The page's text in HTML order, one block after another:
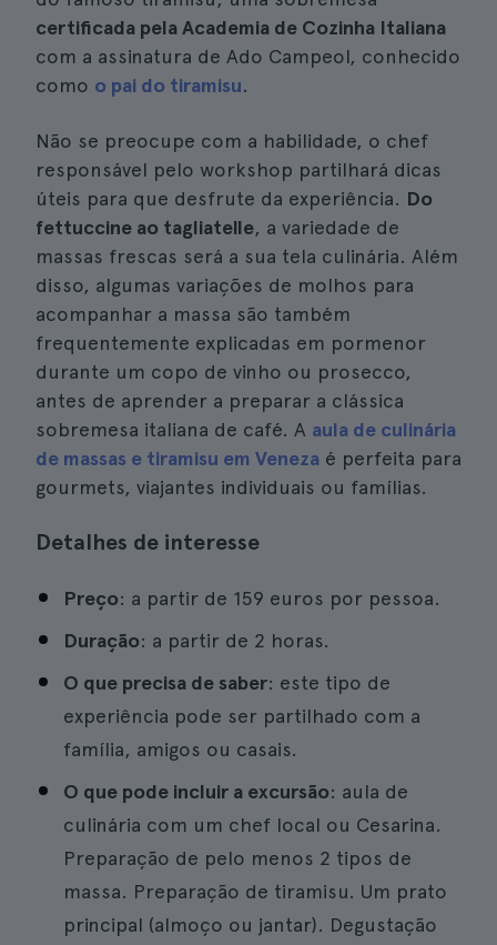
certificada pela Academia de Cozinha Italiana
com a assinatura de Ado Campeol, conhecido
como o pai do tiramisu.
Não se preocupe com a habilidade, o chef
responsável pelo workshop partilhará dicas
úteis para que desfrute da experiência. Do
fettuccine ao tagliatelle, a variedade de
massas frescas será a sua tela culinária. Além
disso, algumas variações de molhos para
acompanhar a massa são também
frequentemente explicadas em pormenor
durante um copo de vinho ou prosecco,
antes de aprender a preparar a clássica
sobremesa italiana de café. A aula de culinária
de massas e tiramisu em Veneza é perfeita para
gourmets, viajantes individuais ou famílias.
Detalhes de interesse
Preço: a partir de 159 euros por pessoa.
Duração: a partir de 2 horas.
O que precisa de saber: este tipo de
experiência pode ser partilhado com a
família, amigos ou casais.
O que pode incluir a excursão: aula de
culinária com um chef local ou Cesarina.
Preparação de pelo menos 2 tipos de
massa. Preparação de tiramisu. Um prato
principal (almoço ou jantar). Degustação